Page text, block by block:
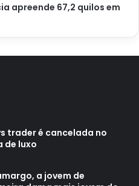
Foto Canva Pro
e demais peças
apreende 67,2 quilos em
trader é cancelada no
de luxo
a jovem de